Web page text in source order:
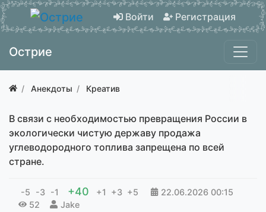
Войти Регистрация
Острие
Анекдоты Креатив
В связи с необходимостью превращения России в
экологически чистую державу продажа
углеводородного топлива запрещена по всей
стране.
-5 -3 -1 +40 +1 +3 +5 22.06.2026 00:15
52
Jake